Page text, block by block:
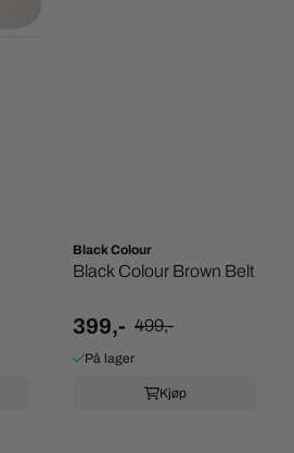
Black Colour
Black Colour Brown Belt
399,- 499,-
På lager
Kjøp